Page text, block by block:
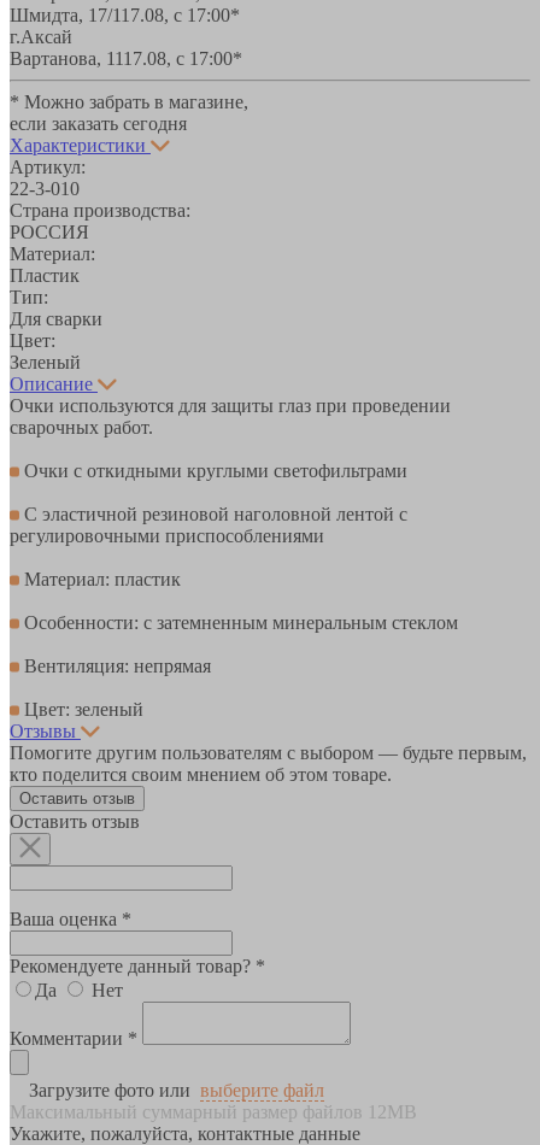
Шмидта, 17/117.08, с 17:00*
г.Аксай
Вартанова, 1117.08, с 17:00*
* Можно забрать в магазине,
если заказать сегодня
Характеристики
Артикул:
22-3-010
Страна производства:
РОССИЯ
Материал:
Пластик
Тип:
Для сварки
Цвет:
Зеленый
Описание
Очки используются для защиты глаз при проведении
сварочных работ.
Очки с откидными круглыми светофильтрами
С эластичной резиновой наголовной лентой с
регулировочными приспособлениями
Материал: пластик
Особенности: с затемненным минеральным стеклом
Вентиляция: непрямая
Цвет: зеленый
Отзывы
Помогите другим пользователям с выбором — будьте первым,
кто поделится своим мнением об этом товаре.
Оставить отзыв
Оставить отзыв
Ваша оценка *
Рекомендуете данный товар? *
Да
Нет
Комментарии *
Загрузите фото или выберите файл
Максимальный суммарный размер файлов 12MB
Укажите, пожалуйста, контактные данные